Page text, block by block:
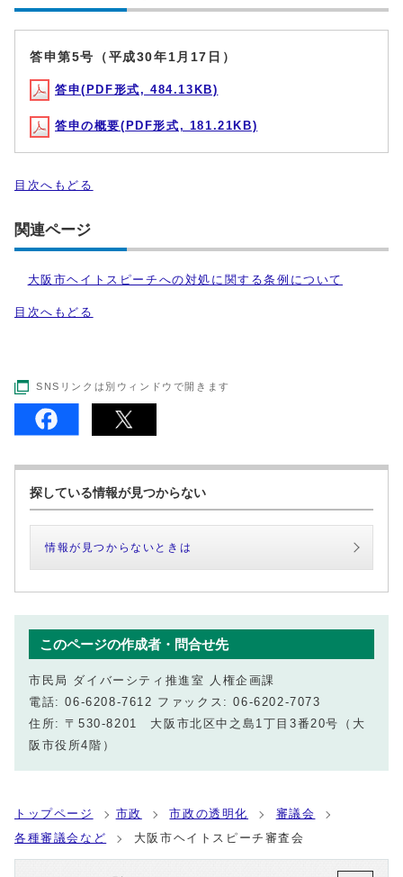
答申第5号（平成30年1月17日）
答申(PDF形式, 484.13KB)
答申の概要(PDF形式, 181.21KB)
目次へもどる
関連ページ
大阪市ヘイトスピーチへの対処に関する条例について
目次へもどる
SNSリンクは別ウィンドウで開きます
探している情報が見つからない
情報が見つからないときは
このページの作成者・問合せ先
市民局 ダイバーシティ推進室 人権企画課
電話: 06-6208-7612 ファックス: 06-6202-7073
住所: 〒530-8201 大阪市北区中之島1丁目3番20号（大
阪市役所4階）
トップページ 市政 市政の透明化
審議会
各種審議会など
大阪市ヘイトスピーチ審査会